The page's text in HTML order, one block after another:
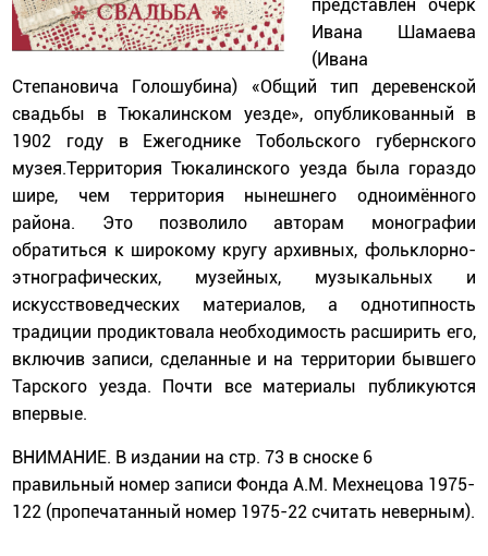
представлен очерк
Ивана Шамаева
(Ивана
Степановича Голошубина) «Общий тип деревенской
свадьбы в Тюкалинском уезде», опубликованный в
1902 году в Ежегоднике Тобольского губернского
музея.Территория Тюкалинского уезда была гораздо
шире, чем территория нынешнего одноимённого
района. Это позволило авторам монографии
обратиться к широкому кругу архивных, фольклорно-
этнографических, музейных, музыкальных и
искусствоведческих материалов, а однотипность
традиции продиктовала необходимость расширить его,
включив записи, сделанные и на территории бывшего
Тарского уезда. Почти все материалы публикуются
впервые.
ВНИМАНИЕ. В издании на стр. 73 в сноске 6
правильный номер записи Фонда А.М. Мехнецова 1975-
122 (пропечатанный номер 1975-22 считать неверным).